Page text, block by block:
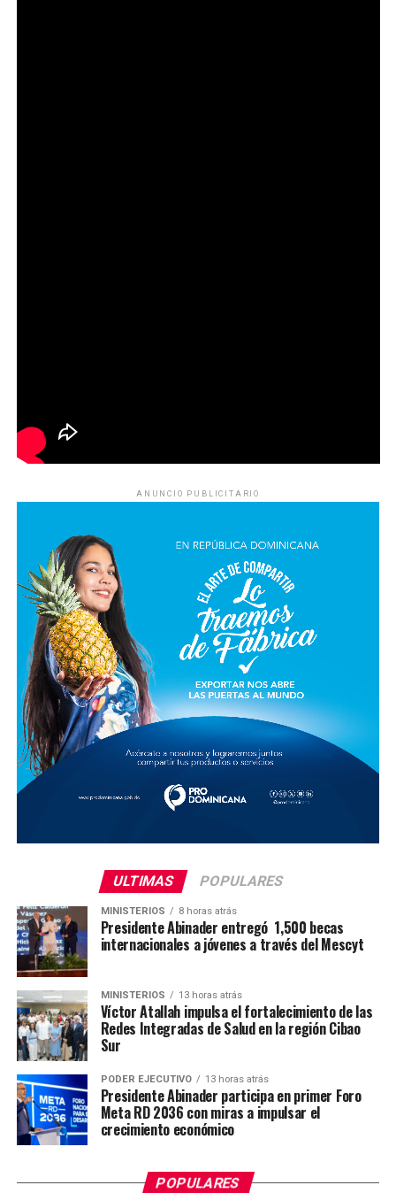
ANUNCIO PUBLICITARIO
ULTIMAS POPULARES
MINISTERIOS 8 horas atrás
Presidente Abinader entregó 1,500 becas
internacionales a jóvenes a través del Mescyt
MINISTERIOS 13 horas atrás
Víctor Atallah impulsa el fortalecimiento de las
Redes Integradas de Salud en la región Cibao
Sur
PODER EJECUTIVO 13 horas atrás
Presidente Abinader participa en primer Foro
Meta RD 2036 con miras a impulsar el
crecimiento económico
POPULARES